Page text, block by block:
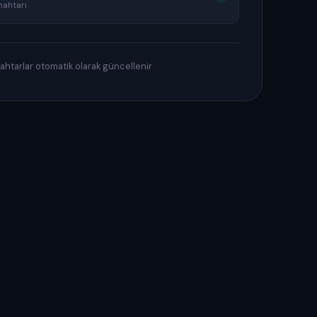
otomatik olarak güncellenir